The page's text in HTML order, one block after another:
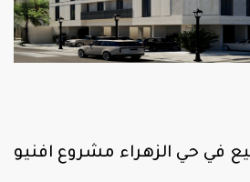
في حي الزهراء مشروع افنيو